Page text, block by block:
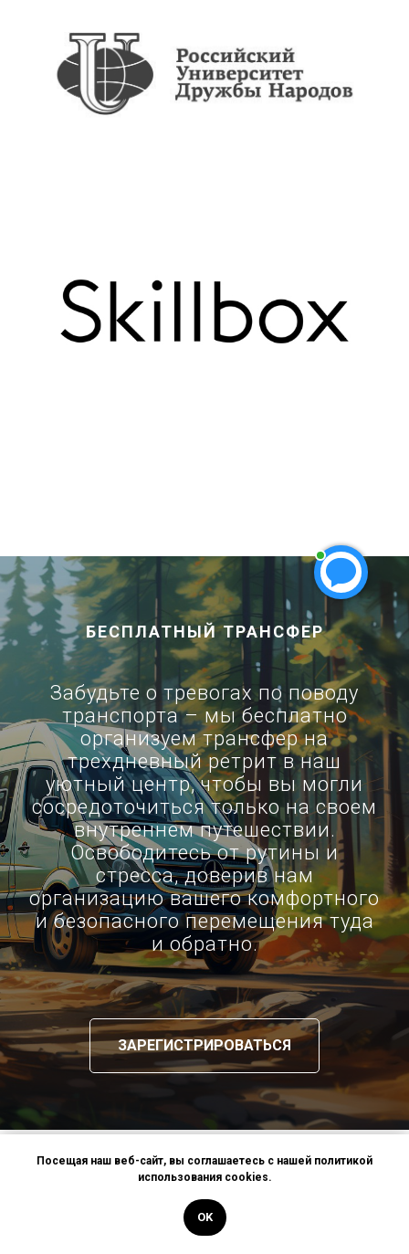
БЕСПЛАТНЫЙ ТРАНСФЕР
Забудьте о тревогах по поводу
транспорта – мы бесплатно
организуем трансфер на
трехдневный ретрит в наш
уютный центр, чтобы вы могли
сосредоточиться только на своем
внутреннем путешествии.
Освободитесь от рутины и
стресса, доверив нам
организацию вашего комфортного
и безопасного перемещения туда
и обратно.
ЗАРЕГИСТРИРОВАТЬСЯ
Ретрит «Осознанность» в Подмосковье—
сочетание медитации, практик осознанности и
психологического сопровождения
Посещая наш веб-сайт, вы соглашаетесь с нашей политикой
использования cookies.
OK